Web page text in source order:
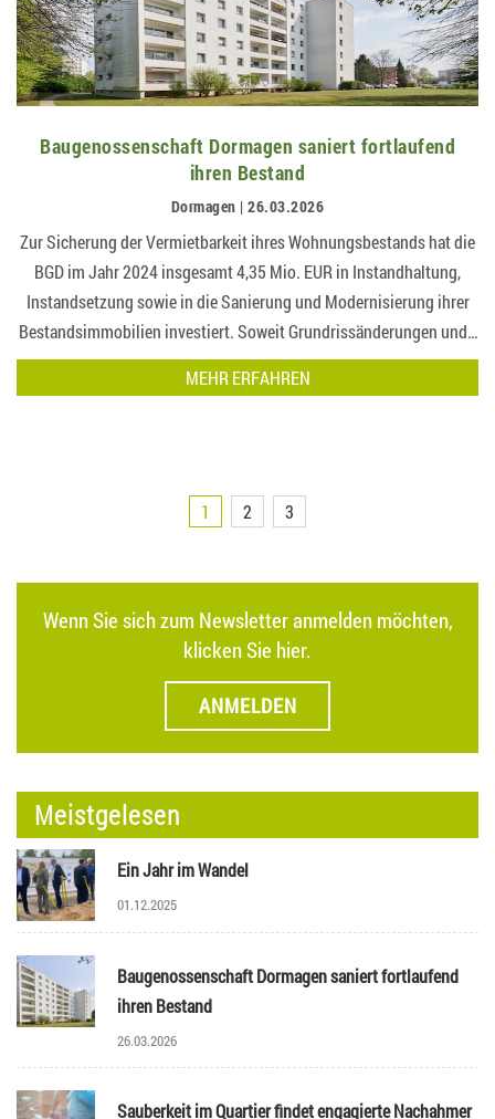
Baugenossenschaft Dormagen saniert fortlaufend
ihren Bestand
Dormagen | 26.03.2026
Zur Sicherung der Vermietbarkeit ihres Wohnungsbestands hat die
BGD im Jahr 2024 insgesamt 4,35 Mio. EUR in Instandhaltung,
Instandsetzung sowie in die Sanierung und Modernisierung ihrer
Bestandsimmobilien investiert. Soweit Grundrissänderungen und -
optimierungen im Bestand möglich sind, werden diese bei
Sanierungen u…
MEHR ERFAHREN
1 2 3
Wenn Sie sich zum Newsletter anmelden möchten,
klicken Sie hier.
ANMELDEN
Meistgelesen
Ein Jahr im Wandel
01.12.2025
Baugenossenschaft Dormagen saniert fortlaufend
ihren Bestand
26.03.2026
Sauberkeit im Quartier findet engagierte Nachahmer